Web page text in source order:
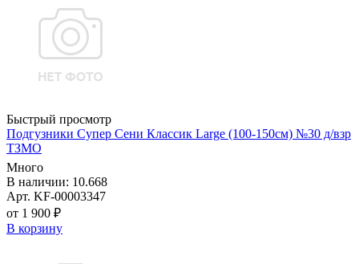
Быстрый просмотр
Подгузники Супер Сени Классик Large (100-150см) №30 д/взр
ТЗМО
Много
В наличии: 10.668
Арт. KF-00003347
от 1 900 ₽
В корзину